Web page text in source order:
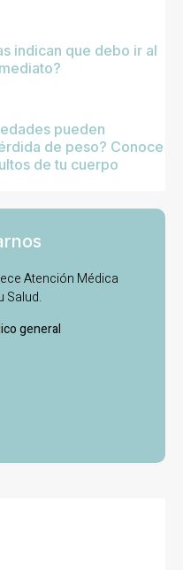
indican que debo ir al
pueden
de peso? Conoce
de tu cuerpo
Atención Médica
Salud.
general